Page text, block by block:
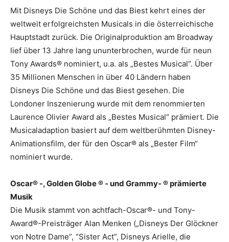
Mit Disneys Die Schöne und das Biest kehrt eines der
weltweit erfolgreichsten Musicals in die österreichische
Hauptstadt zurück. Die Originalproduktion am Broadway
lief über 13 Jahre lang ununterbrochen, wurde für neun
Tony Awards® nominiert, u.a. als „Bestes Musical“. Über
35 Millionen Menschen in über 40 Ländern haben
Disneys Die Schöne und das Biest gesehen. Die
Londoner Inszenierung wurde mit dem renommierten
Laurence Olivier Award als „Bestes Musical“ prämiert. Die
Musicaladaption basiert auf dem weltberühmten Disney-
Animationsfilm, der für den Oscar® als „Bester Film“
nominiert wurde.
Oscar® -, Golden Globe ® - und Grammy- ® prämierte
Musik
Die Musik stammt von achtfach-Oscar®- und Tony-
Award®-Preisträger Alan Menken („Disneys Der Glöckner
von Notre Dame”, “Sister Act”, Disneys Arielle, die